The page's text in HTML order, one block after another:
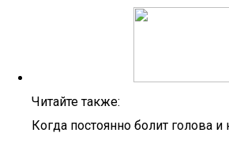
Читайте также:
Когда постоянно болит голова и